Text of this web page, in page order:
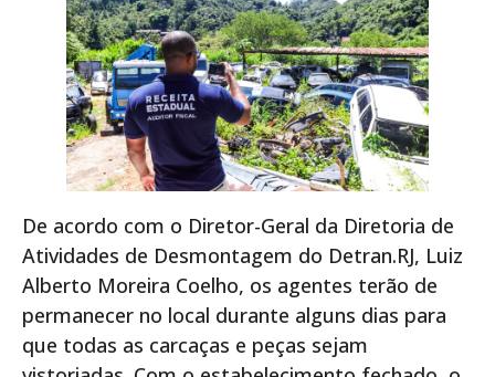
De acordo com o Diretor-Geral da Diretoria de
Atividades de Desmontagem do Detran.RJ, Luiz
Alberto Moreira Coelho, os agentes terão de
permanecer no local durante alguns dias para
que todas as carcaças e peças sejam